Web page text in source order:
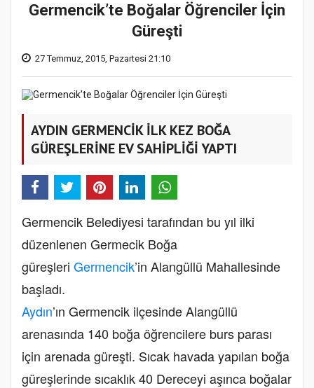
Germencik’te Boğalar Öğrenciler İçin
Güreşti
27 Temmuz, 2015, Pazartesi 21:10
AYDIN GERMENCİK İLK KEZ BOĞA
GÜREŞLERİNE EV SAHİPLİĞİ YAPTI
Germencik Belediyesi tarafından bu yıl ilki
düzenlenen Germecik Boğa
güreşleri Germencik’in Alangüllü Mahallesinde
başladı.
Aydın’ın Germencik ilçesinde Alangüllü
arenasında 140 boğa öğrencilere burs parası
için arenada güreşti. Sıcak havada yapılan boğa
güreşlerinde sıcaklık 40 Dereceyi aşınca boğalar